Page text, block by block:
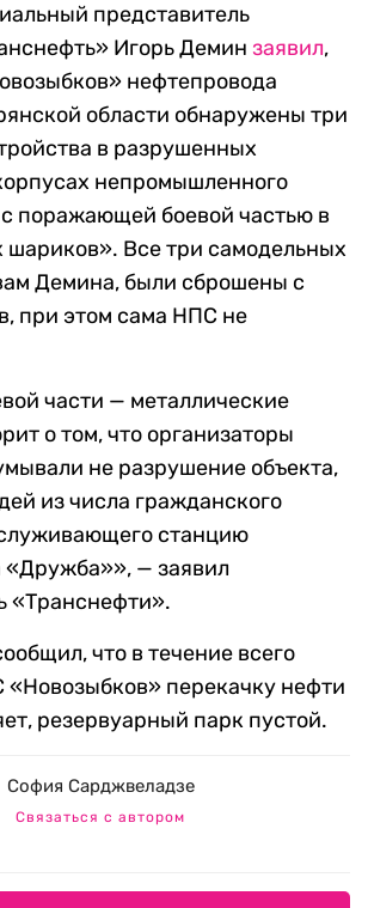
представитель
Игорь Демин заявил,
нефтепровода
области обнаружены три
в разрушенных
непромышленного
поражающей боевой частью в
шариков». Все три самодельных
Демина, были сброшены с
при этом сама НПС не
части — металлические
о том, что организаторы
не разрушение объекта,
из числа гражданского
станцию
«Дружба»», — заявил
«Транснефти».
что в течение всего
перекачку нефти
резервуарный парк пустой.
София Сарджвеладзе
Связаться с автором